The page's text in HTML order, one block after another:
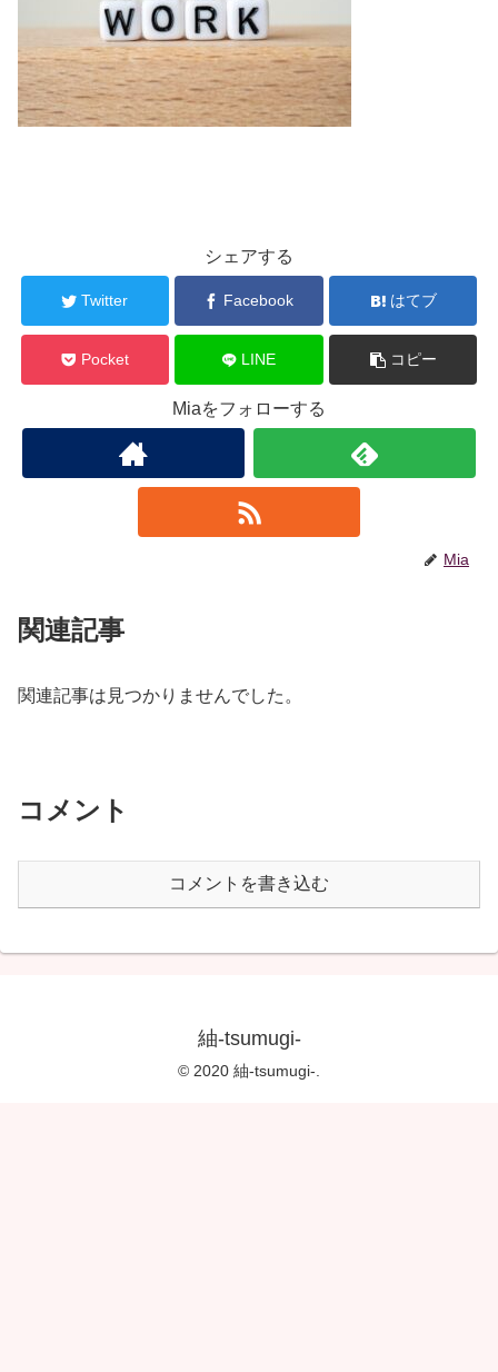
シェアする
Twitter Facebook はてブ
Pocket LINE コピー
Miaをフォローする
Mia
関連記事
関連記事は見つかりませんでした。
コメント
コメントを書き込む
紬-tsumugi-
© 2020 紬-tsumugi-.